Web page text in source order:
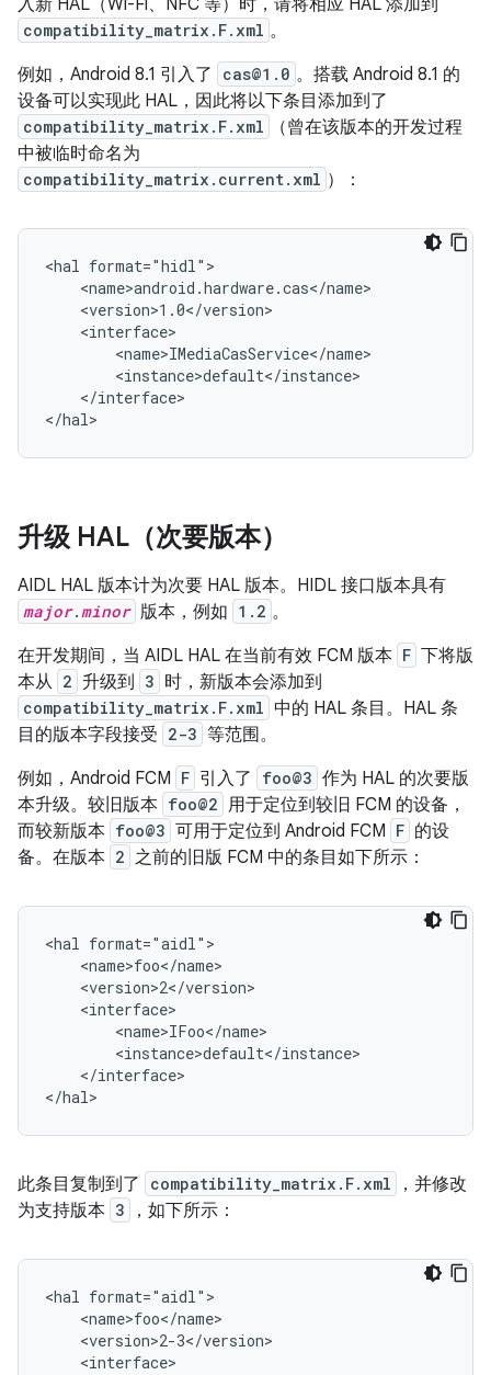
入新 HAL（Wi-Fi、NFC 等）时，请将相应 HAL 添加到
compatibility_matrix.F.xml 。
例如，Android 8.1 引入了
cas@1.0 。搭载 Android 8.1 的
设备可以实现此 HAL，因此将以下条目添加到了
compatibility_matrix.F.xml
（曾在该版本的开发过程
中被临时命名为
compatibility_matrix.current.xml ）：
<hal format="hidl">
    <name>android.hardware.cas</name>
    <version>1.0</version>
    <interface>
        <name>IMediaCasService</name>
        <instance>default</instance>
    </interface>
升级 HAL（次要版本）
AIDL HAL 版本计为次要 HAL 版本。HIDL 接口版本具有
major.minor 版本，例如 1.2 。
在开发期间，当 AIDL HAL 在当前有效 FCM 版本 F 下将版
本从 2 升级到 3 时，新版本会添加到
compatibility_matrix.F.xml 中的 HAL 条目。HAL 条
目的版本字段接受 2-3 等范围。
例如，Android FCM F 引入了 foo@3 作为 HAL 的次要版
本升级。较旧版本 foo@2 用于定位到较旧 FCM 的设备，
而较新版本 foo@3 可用于定位到 Android FCM F 的设
备。在版本 2 之前的旧版 FCM 中的条目如下所示：
<hal format="aidl">
    <name>foo</name>
    <version>2</version>
    <interface>
        <name>IFoo</name>
        <instance>default</instance>
    </interface>
此条目复制到了 compatibility_matrix.F.xml
，并修改
为支持版本 3 ，如下所示：
<hal format="aidl">
    <name>foo</name>
    <version>2-3</version>
    <interface>